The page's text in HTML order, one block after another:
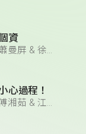
資
江紫筠 & 傅湘茹 & 歐啦 & 蕭曼屏 & 徐嘉妮
心過程！
歐啦 & 蕭曼屏 & 徐嘉妮 & 傅湘茹 & 江紫筠